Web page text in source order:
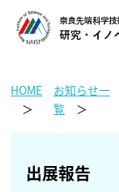
HOME
お知らせ一
覧
出展報告